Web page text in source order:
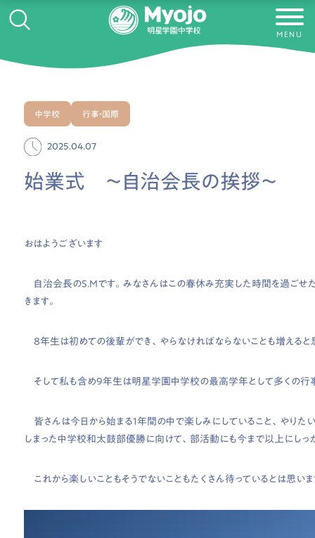
MENU
中学校 行事・国際
2025.04.07
始業式 〜自治会長の挨拶〜
おはようございます
自治会長のS.Mです。みなさんはこの春休み充実した時間を過ごせた
きます。
8年生は初めての後輩ができ、やらなければならないことも増えると
そして私も含め9年生は明星学園中学校の最高学年として多くの行
皆さんは今日から始まる１年間の中で楽しみにしていること、やりた
しまった中学校和太鼓部優勝に向けて、部活動にも今まで以上にしっ
これから楽しいこともそうでないこともたくさん待っているとは思い